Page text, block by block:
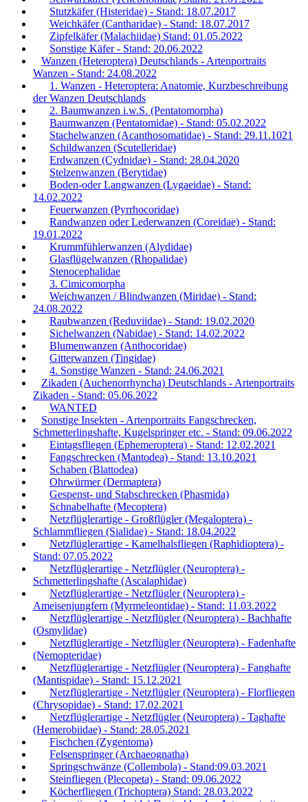
Stutzkäfer (Histeridae) - Stand: 18.07.2017
Weichkäfer (Cantharidae) - Stand: 18.07.2017
Zipfelkäfer (Malachiidae) Stand: 01.05.2022
Sonstige Käfer - Stand: 20.06.2022
Wanzen (Heteroptera) Deutschlands - Artenportraits
Wanzen - Stand: 24.08.2022
1. Wanzen - Heteroptera: Anatomie, Kurzbeschreibung
der Wanzen Deutschlands
2. Baumwanzen i.w.S. (Pentatomorpha)
Baumwanzen (Pentatomidae) - Stand: 05.02.2022
Stachelwanzen (Acanthosomatidae) - Stand: 29.11.1021
Schildwanzen (Scutelleridae)
Erdwanzen (Cydnidae) - Stand: 28.04.2020
Stelzenwanzen (Berytidae)
Boden-oder Langwanzen (Lygaeidae) - Stand:
14.02.2022
Feuerwanzen (Pyrrhocoridae)
Randwanzen oder Lederwanzen (Coreidae) - Stand:
19.01.2022
Krummfühlerwanzen (Alydidae)
Glasflügelwanzen (Rhopalidae)
Stenocephalidae
3. Cimicomorpha
Weichwanzen / Blindwanzen (Miridae) - Stand:
24.08.2022
Raubwanzen (Reduviidae) - Stand: 19.02.2020
Sichelwanzen (Nabidae) - Stand: 14.02.2022
Blumenwanzen (Anthocoridae)
Gitterwanzen (Tingidae)
4. Sonstige Wanzen - Stand: 24.06.2021
Zikaden (Auchenorrhyncha) Deutschlands - Artenportraits
Zikaden - Stand: 05.06.2022
WANTED
Sonstige Insekten - Artenportraits Fangschrecken,
Schmetterlingshafte, Kugelspringer etc. - Stand: 09.06.2022
Eintagsfliegen (Ephemeroptera) - Stand: 12.02.2021
Fangschrecken (Mantodea) - Stand: 13.10.2021
Schaben (Blattodea)
Ohrwürmer (Dermaptera)
Gespenst- und Stabschrecken (Phasmida)
Schnabelhafte (Mecoptera)
Netzflüglerartige - Großflügler (Megaloptera) -
Schlammfliegen (Sialidae) - Stand: 18.04.2022
Netzflüglerartige - Kamelhalsfliegen (Raphidioptera) -
Stand: 07.05.2022
Netzflüglerartige - Netzflügler (Neuroptera) -
Schmetterlingshafte (Ascalaphidae)
Netzflüglerartige - Netzflügler (Neuroptera) -
Ameisenjungfern (Myrmeleontidae) - Stand: 11.03.2022
Netzflüglerartige - Netzflügler (Neuroptera) - Bachhafte
(Osmylidae)
Netzflüglerartige - Netzflügler (Neuroptera) - Fadenhafte
(Nemopteridae)
Netzflüglerartige - Netzflügler (Neuroptera) - Fanghafte
(Mantispidae) - Stand: 15.12.2021
Netzflüglerartige - Netzflügler (Neuroptera) - Florfliegen
(Chrysopidae) - Stand: 17.02.2021
Netzflüglerartige - Netzflügler (Neuroptera) - Taghafte
(Hemerobiidae) - Stand: 28.05.2021
Fischchen (Zygentoma)
Felsenspringer (Archaeognatha)
Springschwänze (Collembola) - Stand:09.03.2021
Steinfliegen (Plecopeta) - Stand: 09.06.2022
Köcherfliegen (Trichoptera) Stand: 28.03.2022